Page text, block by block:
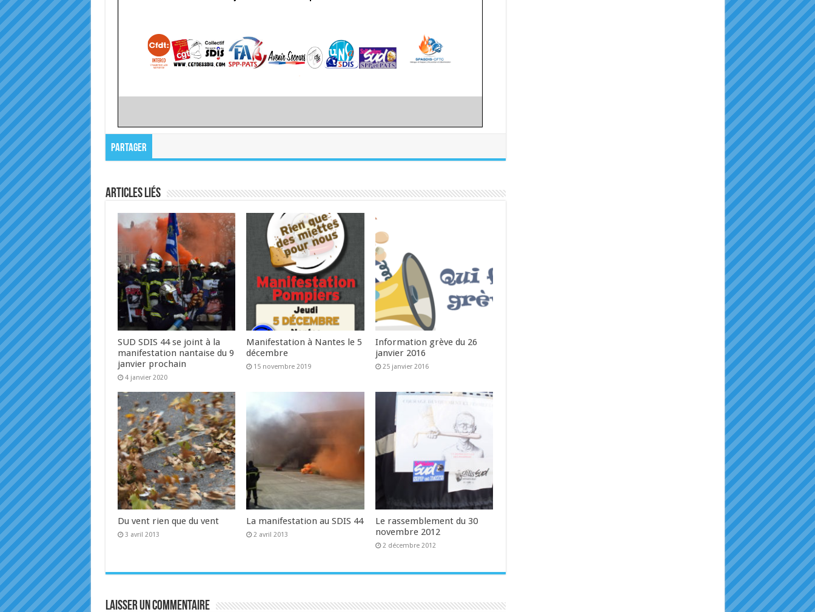
Partager
Articles liés
SUD SDIS 44 se joint à la
manifestation nantaise du 9
janvier prochain
4 janvier 2020
Manifestation à Nantes le 5
décembre
15 novembre 2019
Information grève du 26
janvier 2016
25 janvier 2016
Du vent rien que du vent
3 avril 2013
La manifestation au SDIS 44
2 avril 2013
Le rassemblement du 30
novembre 2012
2 décembre 2012
Laisser un commentaire